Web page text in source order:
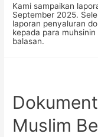
Kami sampaikan
September 2025.
laporan penyaluran
kepada para
balasan.
Muslim